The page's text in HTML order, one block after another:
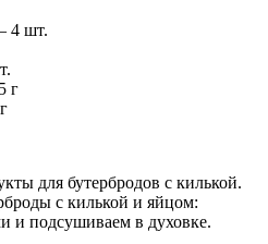
4 шт.
г
для бутербродов с килькой.
с килькой и яйцом:
и подсушиваем в духовке.